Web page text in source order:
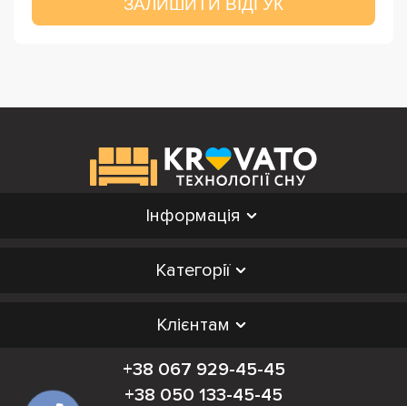
ЗАЛИШИТИ ВІДГУК
Інформація
Категорії
Клієнтам
+38 067 929-45-45
+38 050 133-45-45